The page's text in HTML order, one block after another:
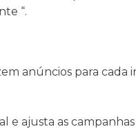
“.
anúncios para cada
e ajusta as